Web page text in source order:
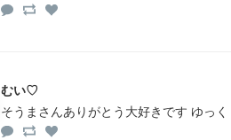
むい♡
そうまさんありがとう大好きです ゆっ